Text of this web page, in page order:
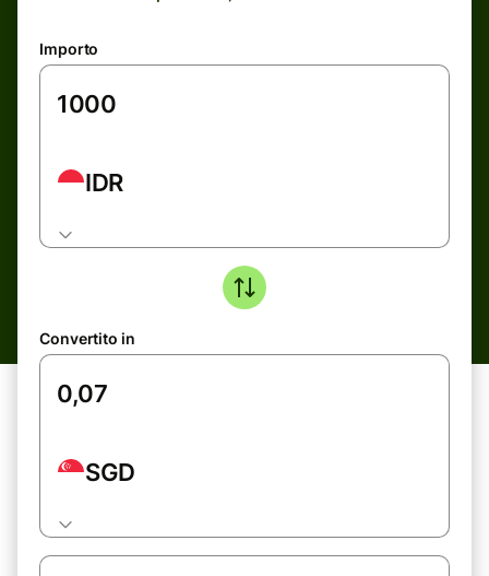
Importo
IDR
Convertito in
SGD